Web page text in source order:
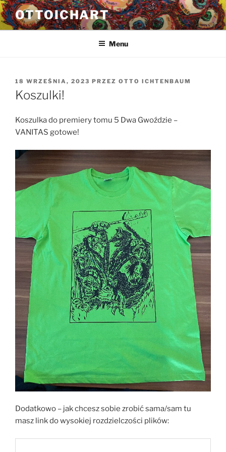
Przejdź
do
treści
OTTOICHART
Menu
OPUBLIKOWANE
W
18 WRZEŚNIA, 2023 PRZEZ OTTO ICHTENBAUM
Koszulki!
Koszulka do premiery tomu 5 Dwa Gwoździe –
VANITAS gotowe!
Dodatkowo – jak chcesz sobie zrobić sama/sam tu
masz link do wysokiej rozdzielczości plików: